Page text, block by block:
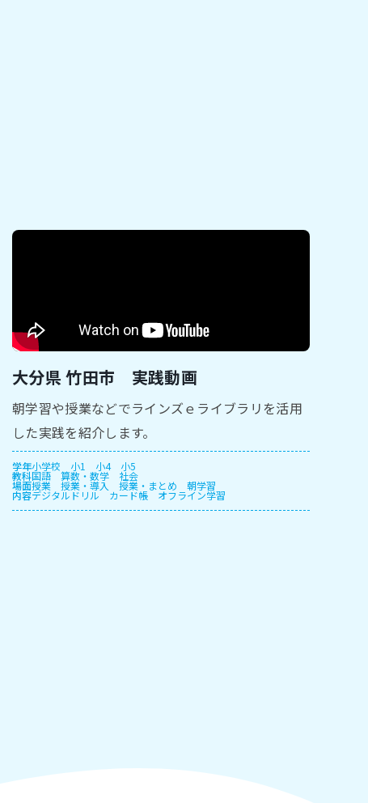
大分県 竹田市 実践動画
朝学習や授業などでラインズｅライブラリを活用
した実践を紹介します。
学年小学校 小1 小4 小5
教科国語 算数・数学 社会
場面授業 授業・導入 授業・まとめ 朝学習
内容デジタルドリル カード帳 オフライン学習